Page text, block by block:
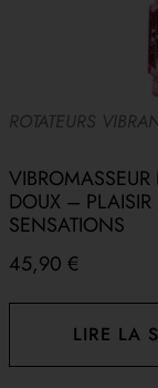
ROTATEURS
DOUX – PLAISIR
SENSATIONS
45,90 €
LIRE LA